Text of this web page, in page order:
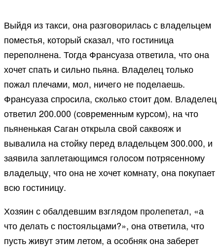
Выйдя из такси, она разговорилась с владельцем
поместья, который сказал, что гостиница
переполнена. Тогда Франсуаза ответила, что она
хочет спать и сильно пьяна. Владелец только
пожал плечами, мол, ничего не поделаешь.
Франсуаза спросила, сколько стоит дом. Владелец
ответил 200.000 (современным курсом), на что
пьяненькая Саган открыла свой саквояж и
вывалила на стойку перед владельцем 300.000, и
заявила заплетающимся голосом потрясенному
владельцу, что она не хочет комнату, она покупает
всю гостиницу.
Хозяин с обалдевшим взглядом пролепетал, «а
что делать с постояльцами?», она ответила, что
пусть живут этим летом, а особняк она заберет